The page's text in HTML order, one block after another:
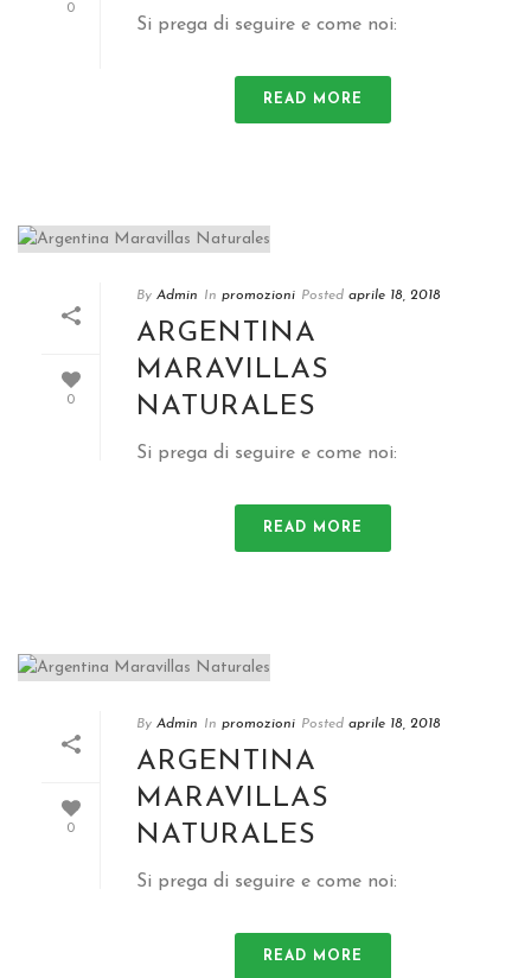
0
Si prega di seguire e come noi:
READ MORE
0
By Admin In promozioni Posted aprile 18, 2018
ARGENTINA
MARAVILLAS
NATURALES
Si prega di seguire e come noi:
READ MORE
0
By Admin In promozioni Posted aprile 18, 2018
ARGENTINA
MARAVILLAS
NATURALES
Si prega di seguire e come noi:
READ MORE